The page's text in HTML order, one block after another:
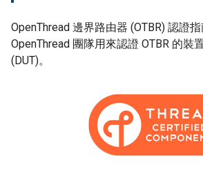
OpenThread 邊界路由器 (OTBR) 認證
OpenThread 團隊用來認證 OTBR 的裝
(DUT)。